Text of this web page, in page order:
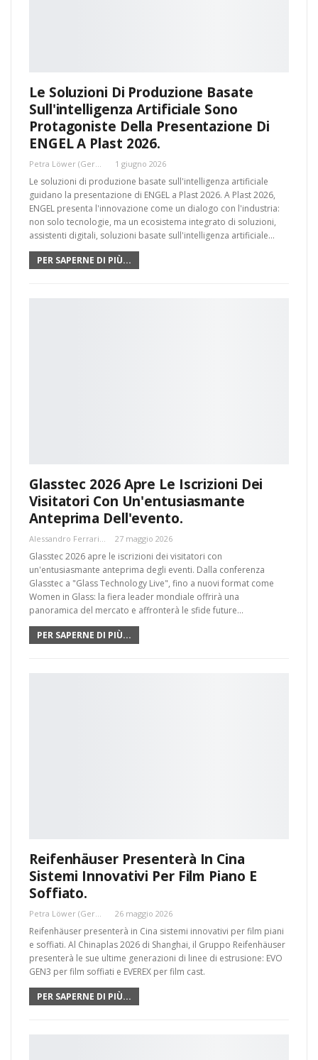
Le Soluzioni Di Produzione Basate
Sull'intelligenza Artificiale Sono
Protagoniste Della Presentazione Di
ENGEL A Plast 2026.
Petra Löwer (Germania) 1 giugno 2026
Le soluzioni di produzione basate sull'intelligenza artificiale
guidano la presentazione di ENGEL a Plast 2026. A Plast 2026,
ENGEL presenta l'innovazione come un dialogo con l'industria:
non solo tecnologie, ma un ecosistema integrato di soluzioni,
assistenti digitali, soluzioni basate sull'intelligenza artificiale…
PER SAPERNE DI PIÙ...
Glasstec 2026 Apre Le Iscrizioni Dei
Visitatori Con Un'entusiasmante
Anteprima Dell'evento.
Alessandro Ferrari 27 maggio 2026
Glasstec 2026 apre le iscrizioni dei visitatori con
un'entusiasmante anteprima degli eventi. Dalla conferenza
Glasstec a "Glass Technology Live", fino a nuovi format come
Women in Glass: la fiera leader mondiale offrirà una
panoramica del mercato e affronterà le sfide future…
PER SAPERNE DI PIÙ...
Reifenhäuser Presenterà In Cina
Sistemi Innovativi Per Film Piano E
Soffiato.
Petra Löwer (Germania) 26 maggio 2026
Reifenhäuser presenterà in Cina sistemi innovativi per film piani
e soffiati. Al Chinaplas 2026 di Shanghai, il Gruppo Reifenhäuser
presenterà le sue ultime generazioni di linee di estrusione: EVO
GEN3 per film soffiati e EVEREX per film cast.
PER SAPERNE DI PIÙ...